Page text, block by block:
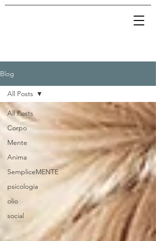
Blog
All Posts
Corpo
Mente
Anima
SempliceMENTE
psicologia
olio
social
All Posts